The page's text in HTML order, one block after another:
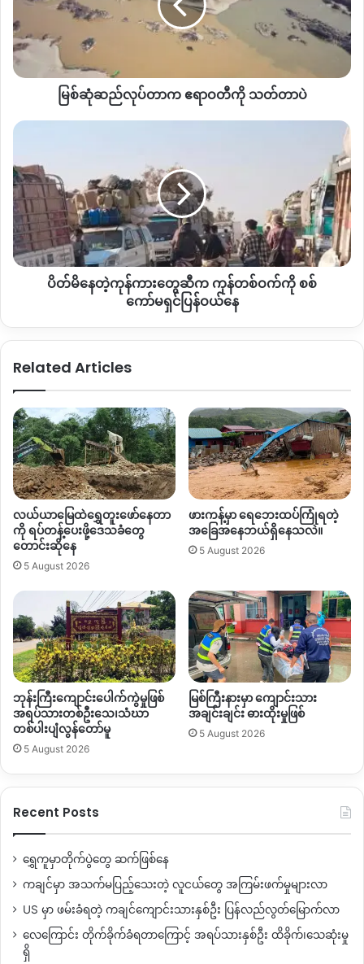
နေ့စားအလုပ်လုပ်ပေမဲ့ ဘယ်လိုမှမလောက်တော့တဲ့ အတွက် ပန်ဝါ
သတ္တုလုပ်ငန်းဆိုက်တွေကိုရောက်လာတာ။ ဒီမှာက တစ်ရက်ကို
တရုတ်ငွေ ၁၀၀ ရတယ်လေ။ မြန်မာငွေနဲ့ဆို၅ သောင်းပေါ့ အဲ့လိုနဲ့ပဲ
သတ္တုဆိုက်ထဲရောက်လာတာ။ သတ္တုဆိုက်မှာလုပ်တာကလည်း
အသက်ကြီးတဲ့အခါ ကျန်းမာရေး အတွက် ထိခိုက်လာနိုင်ပါတယ်။
ဒါပေမဲ့ တခြားရွေးချယ်စရာမရှိတော့ ဒီလိုနေရာမှာလာလုပ်ရတာ
ပေါ့
လူငယ်တွေရဲ့ပါဝင်ဆောင်ရွက်မှုဟာ သဘာဝသယံဇာတထိန်းသိမ်း
ရေးမှာ အရေးပါတဲ့အချက်တစ်ခုဖြစ်ပြီး ဒီအချက်ဟာ ယနေ့ခေတ်
မှာပိုပြီး ထင်ရှားလာတယ်လို့ သဘာဝပတ်ဝန်းကျင်အရေး
ကျွမ်းကျင်တဲ့ပညာရှင်တွေကဆိုကြပါတယ်။
အခုလို လူငယ်တွေရဲ့ တာဝန်ယူမှုနဲ့ ပါဝင်ဆောင်ရွက်မှုတွေက
အနာဂတ်မျိုးဆက်များအတွက် သဘာဝသယံဇာတကို ထိန်းသိမ်း
နိုင်မယ်ဆိုတဲ့ မျှော်လင့်ချက်တွေရှိနေပေမဲ့လည်း မြန်မာပြည်မာ
လူငယ်တစ်ဦးကထောက်ပြပါတယ်။
“လုပ်ငန်းဆိုင်ရာအခွင့်အရေးပေါ့နော် များများစားစားမရှိဘူး။ ရှိတာ
ကတော့ စားသောက်ဆိုင်ပေါ့ လတိုင်းနီးပါး စားသောက် ဆိုင် အသစ်
ရှိတယ်။ လုပ်ငန်းဆိုင်ရာအခွင့်အလမ်းကောင်းကောင်းမရှိဘူး။ ပြီး
တော့ တစ်ဖက်မှာ လုပ်ငန်းဆိုင်ရာ
Skillပိုင်းပေါ့။ ပြီးရင်မူဝါဒမရှိ
ဘူး။ အဲ့ဒါက လူငယ်တွေကိုတိုးတက်ဖို့ အစီအစဥ်မရှိသ‌လောက်
ပေါ့။ ကျနော်အခုအိန္ဒိယမှာ နေတယ်။ ဒီမှာက အကုန်လုံးလုပ်ပေး
တယ်။…..သူတို့ဘာသာသူတို့ စနစ်တကျလုပ်ထားတော့ ဒါပြီးရင်ဒါ
ဆိုပြီး တချိန်ချိန်မှာ နိုင်ငံအတွက်
Public Setterသူ့နေရာနဲ့သူရကြ
လည်း တားမဲ့သူမရှိဘူး။ အကုန်လုံး က လုပ်ကြတာပေါ့။ ဥပဒေ
ကောင်းကောင်းရှိလာရင်တော့ အဆင်ပြေသွားမယ်လို့ ထင်ပါ
တယ်”လို့ပြောပါတယ်။
ပညာရေးအဆင့်မြင့်ပြီးသား လူငယ်တွေတောင် အလုပ်အကိုင်
ရှာဖွေရခက်ခဲနေကြရတဲ့ မြန်မာနိုင်ငံရဲ့ အနာဂတ်အတွက် လူငယ်
တွေကို ရင်းနှီးမြှုပ်နှံခြင်းဟာ မဖြစ်မနေလိုအပ်နေတယ်လို့
ကုလသမဂ္ဂ ဖွံ့ဖြိုးရေးအစီအစဉ်
(UNDP)ရဲ့အစီရင်ခံ စာမှာရေးသား
ကျေးလက်ဒေသလူငယ်တွေဟာ မြို့ပြဒေသလူငယ်တွေနဲ့ နှိုင်းယှဥ်
အခွင့်အလမ်းပိုနည်းပြီး ဒါ့ကြောင့်လည်း နိုင်ငံတွင်းမှာ မညီမျှမှုတွေ
ပိုဖြစ်လာတာလို့(UNDP)ကဆိုပါတယ်။
တစ်ဖက်မှာ အနာဂတ်ရဲ့လူငယ်တွေဖြစ်တဲ့ မြန်မာနိုင်ငံတစ်ဝှမ်းက
ကလေးငယ်စုစုပေါင်းရဲ့ သုံးပုံတစ်ပုံကျော်ရှိတဲ့ ကလေးငယ် ဦးရေ
ဧရာဝတီ
ကို
သတ်
တာ
ပဲ
မြစ်ဆုံဆည်လုပ်တာက ဧရာဝတီကို သတ်တာပဲ
ပိတ်
နေ
တဲ့
ကုန်ကား
တွေ
ဆီက
ကုန်
တစ်ဝက်
နေ
ပိတ်မိနေတဲ့ကုန်ကားတွေဆီက ကုန်တစ်ဝက်ကို စစ်
ကော်မရှင်ပြန်ဝယ်နေ
Related Articles
လယ်ယာမြေထဲရွှေတူးဖော်နေတာ
ကို ရပ်တန့်ပေးဖို့ဒေသခံတွေ
တောင်းဆိုနေ
5 August 2026
ဖားကန့်မှာ ရေဘေးထပ်ကြုံရတဲ့
အခြေအနေဘယ်ရှိနေသလဲ။
5 August 2026
ဘုန်းကြီးကျောင်းပေါက်ကွဲမှုဖြစ်
အရပ်သားတစ်ဦးသေ၊သံဃာ
တစ်ပါးပျံလွန်တော်မူ
5 August 2026
မြစ်ကြီးနားမှာ ကျောင်းသား
အချင်းချင်း ဓားထိုးမှုဖြစ်
5 August 2026
Recent Posts
ရွှေကူမှာတိုက်ပွဲတွေ ဆက်ဖြစ်နေ
ကချင်မှာ အသက်မပြည့်သေးတဲ့ လူငယ်တွေ အကြမ်းဖက်မှုများလာ
US မှာ ဖမ်းခံရတဲ့ ကချင်ကျောင်းသားနှစ်ဦး ပြန်လည်လွတ်မြောက်လာ
လေကြောင်း တိုက်ခိုက်ခံရတာကြောင့် အရပ်သားနှစ်ဦး ထိခိုက်၊သေဆုံးမှု
ရှိ